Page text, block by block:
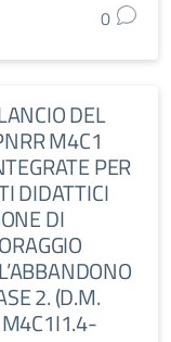
0
DEL
M4C1
PER
DIDATTICI
DI
2. (D.M.
M4C1I1.4-